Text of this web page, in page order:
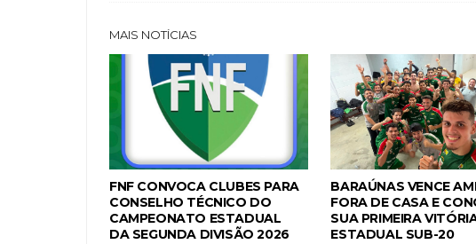
MAIS NOTÍCIAS
FNF CONVOCA CLUBES PARA
CONSELHO TÉCNICO DO
CAMPEONATO ESTADUAL
DA SEGUNDA DIVISÃO 2026
BARAÚNAS VENCE
FORA DE CASA E
SUA PRIMEIRA
ESTADUAL SUB-20